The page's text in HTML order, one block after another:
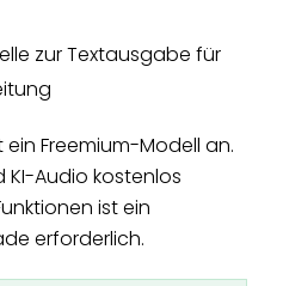
zur Textausgabe für
Freemium-Modell an.
KI-Audio kostenlos
ist ein
erforderlich.